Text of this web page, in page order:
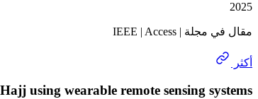
2025
مقال في مجلة | IEEE | Access
أكثر
using wearable remote sensing systems